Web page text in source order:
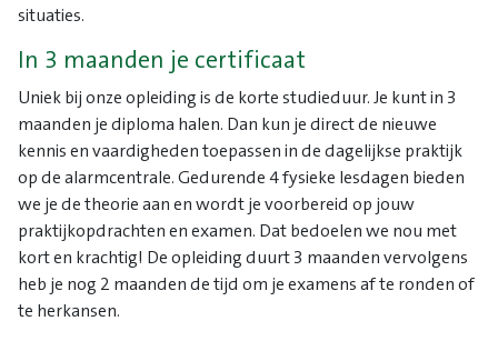
situaties.
In 3 maanden je certificaat
Uniek bij onze opleiding is de korte studieduur. Je kunt in 3
maanden je diploma halen. Dan kun je direct de nieuwe
kennis en vaardigheden toepassen in de dagelijkse praktijk
op de alarmcentrale. Gedurende 4 fysieke lesdagen bieden
we je de theorie aan en wordt je voorbereid op jouw
praktijkopdrachten en examen. Dat bedoelen we nou met
kort en krachtig! De opleiding duurt 3 maanden vervolgens
heb je nog 2 maanden de tijd om je examens af te ronden of
te herkansen.